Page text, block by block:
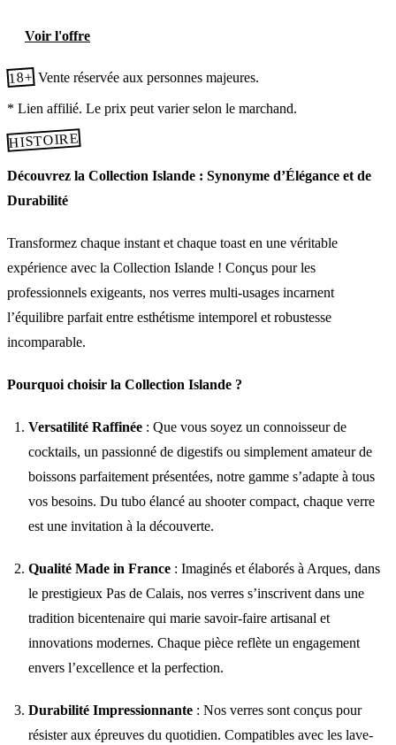
Voir l'offre
18+ Vente réservée aux personnes majeures.
* Lien affilié. Le prix peut varier selon le marchand.
HISTOIRE
Découvrez la Collection Islande : Synonyme d’Élégance et de
Durabilité
Transformez chaque instant et chaque toast en une véritable
expérience avec la Collection Islande ! Conçus pour les
professionnels exigeants, nos verres multi-usages incarnent
l’équilibre parfait entre esthétisme intemporel et robustesse
incomparable.
Pourquoi choisir la Collection Islande ?
Versatilité Raffinée : Que vous soyez un connoisseur de
cocktails, un passionné de digestifs ou simplement amateur de
boissons parfaitement présentées, notre gamme s’adapte à tous
vos besoins. Du tubo élancé au shooter compact, chaque verre
est une invitation à la découverte.
Qualité Made in France : Imaginés et élaborés à Arques, dans
le prestigieux Pas de Calais, nos verres s’inscrivent dans une
tradition bicentenaire qui marie savoir-faire artisanal et
innovations modernes. Chaque pièce reflète un engagement
envers l’excellence et la perfection.
Durabilité Impressionnante : Nos verres sont conçus pour
résister aux épreuves du quotidien. Compatibles avec les lave-